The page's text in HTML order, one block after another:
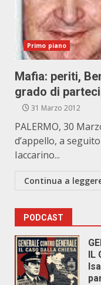
Primo piano
Mafia: periti,
grado di
31 Marzo 2012
PALERMO, 30
d’appello, a
Iaccarino...
Continua a
PODCAST
IL